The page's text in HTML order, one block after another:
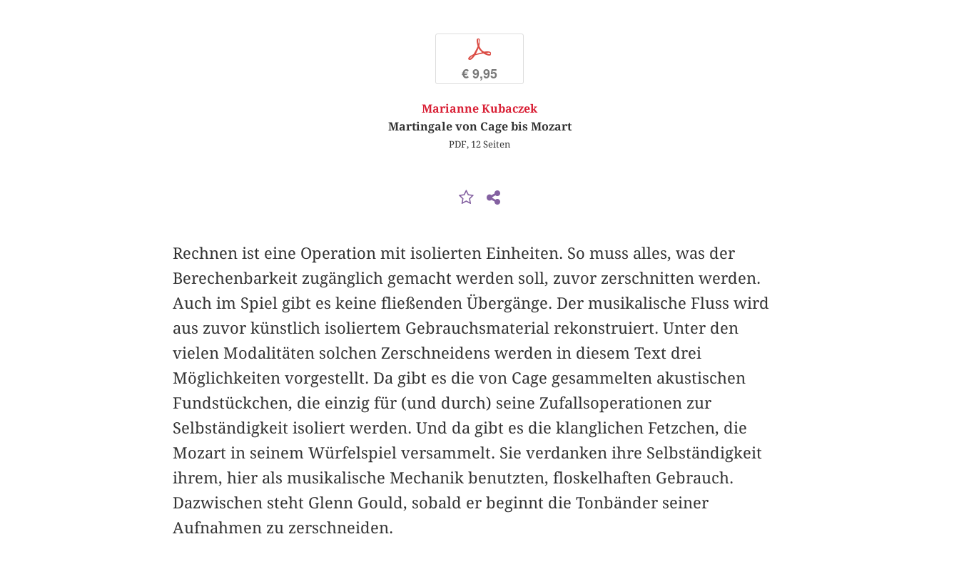
p
€ 9,95
Marianne Kubaczek
Martingale von Cage bis Mozart
PDF, 12 Seiten
Rechnen ist eine Operation mit isolierten Einheiten. So muss alles, was der
Berechenbarkeit zugänglich gemacht werden soll, zuvor zerschnitten werden.
Auch im Spiel gibt es keine fließenden Übergänge. Der musikalische Fluss wird
aus zuvor künstlich isoliertem Gebrauchsmaterial rekonstruiert. Unter den
vielen Modalitäten solchen Zerschneidens werden in diesem Text drei
Möglichkeiten vorgestellt. Da gibt es die von Cage gesammelten akustischen
Fundstückchen, die einzig für (und durch) seine Zufallsoperationen zur
Selbständigkeit isoliert werden. Und da gibt es die klanglichen Fetzchen, die
Mozart in seinem Würfelspiel versammelt. Sie verdanken ihre Selbständigkeit
ihrem, hier als musikalische Mechanik benutzten, floskelhaften Gebrauch.
Dazwischen steht Glenn Gould, sobald er beginnt die Tonbänder seiner
Aufnahmen zu zerschneiden.